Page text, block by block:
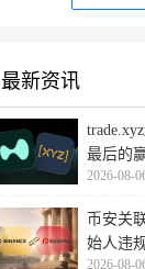
最新资讯
最后的
2026-08-
币安关
始人违
2026-08-